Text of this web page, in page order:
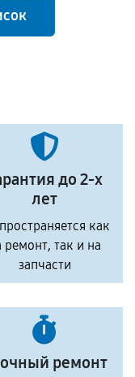
до 2-х
лет
как
ремонт, так и на
запчасти
ремонт